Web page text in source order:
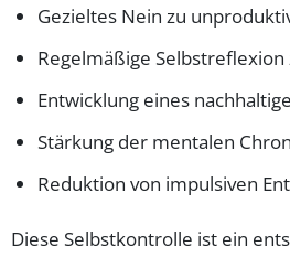
Gezieltes Nein zu
Regelmäßige
Entwicklung eines
Stärkung der mentalen
Reduktion von impulsiven
Diese Selbstkontrolle ist ein